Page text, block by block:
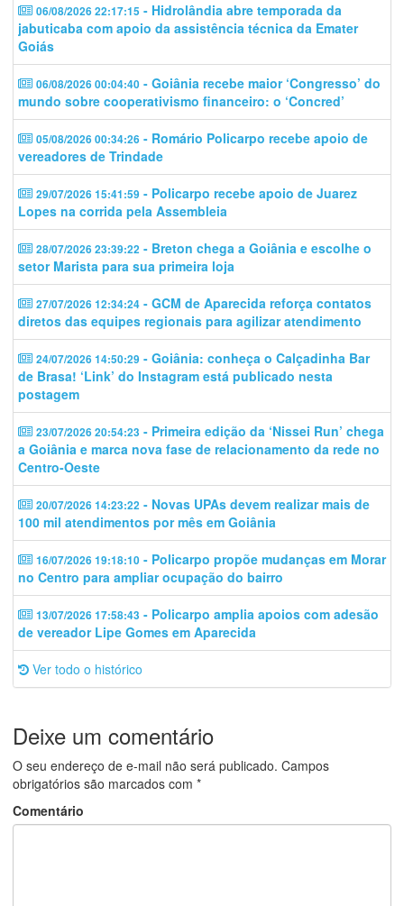
06/08/2026 22:17:15 - Hidrolândia abre temporada da
jabuticaba com apoio da assistência técnica da Emater
Goiás
06/08/2026 00:04:40 - Goiânia recebe maior ‘Congresso’ do
mundo sobre cooperativismo financeiro: o ‘Concred’
05/08/2026 00:34:26 - Romário Policarpo recebe apoio de
vereadores de Trindade
29/07/2026 15:41:59 - Policarpo recebe apoio de Juarez
Lopes na corrida pela Assembleia
28/07/2026 23:39:22 - Breton chega a Goiânia e escolhe o
setor Marista para sua primeira loja
27/07/2026 12:34:24 - GCM de Aparecida reforça contatos
diretos das equipes regionais para agilizar atendimento
24/07/2026 14:50:29 - Goiânia: conheça o Calçadinha Bar
de Brasa! ‘Link’ do Instagram está publicado nesta
postagem
23/07/2026 20:54:23 - Primeira edição da ‘Nissei Run’ chega
a Goiânia e marca nova fase de relacionamento da rede no
Centro-Oeste
20/07/2026 14:23:22 - Novas UPAs devem realizar mais de
100 mil atendimentos por mês em Goiânia
16/07/2026 19:18:10 - Policarpo propõe mudanças em Morar
no Centro para ampliar ocupação do bairro
13/07/2026 17:58:43 - Policarpo amplia apoios com adesão
de vereador Lipe Gomes em Aparecida
Ver todo o histórico
Deixe um comentário
O seu endereço de e-mail não será publicado. Campos
obrigatórios são marcados com *
Comentário